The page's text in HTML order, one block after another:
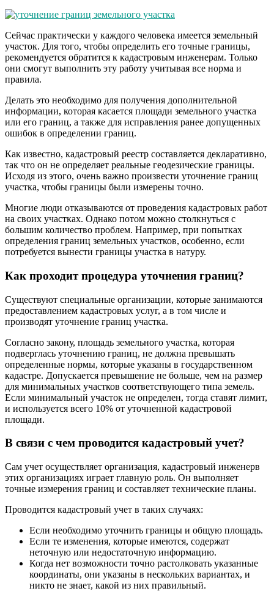
Сейчас практически у каждого человека имеется земельный
участок. Для того, чтобы определить его точные границы,
рекомендуется обратится к кадастровым инженерам. Только
они смогут выполнить эту работу учитывая все норма и
правила.
Делать это необходимо для получения дополнительной
информации, которая касается площади земельного участка
или его границ, а также для исправления ранее допущенных
ошибок в определении границ.
Как известно, кадастровый реестр составляется декларативно,
так что он не определяет реальные геодезические границы.
Исходя из этого, очень важно произвести уточнение границ
участка, чтобы границы были измерены точно.
Многие люди отказываются от проведения кадастровых работ
на своих участках. Однако потом можно столкнуться с
большим количество проблем. Например, при попытках
определения границ земельных участков, особенно, если
потребуется вынести границы участка в натуру.
Как проходит процедура уточнения границ?
Существуют специальные организации, которые занимаются
предоставлением кадастровых услуг, а в том числе и
производят уточнение границ участка.
Согласно закону, площадь земельного участка, которая
подверглась уточнению границ, не должна превышать
определенные нормы, которые указаны в государственном
кадастре. Допускается превышение не больше, чем на размер
для минимальных участков соответствующего типа земель.
Если минимальный участок не определен, тогда ставят лимит,
и используется всего 10% от уточненной кадастровой
площади.
В связи с чем проводится кадастровый учет?
Сам учет осуществляет организация, кадастровый инженерв
этих организациях играет главную роль. Он выполняет
точные измерения границ и составляет технические планы.
Проводится кадастровый учет в таких случаях:
Если необходимо уточнить границы и общую площадь.
Если те изменения, которые имеются, содержат
неточную или недостаточную информацию.
Когда нет возможности точно растолковать указанные
координаты, они указаны в нескольких вариантах, и
никто не знает, какой из них правильный.